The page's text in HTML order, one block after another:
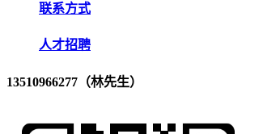
联系方式
人才招聘
13510966277（林先生）